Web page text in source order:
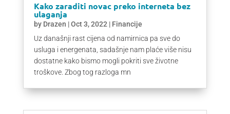
Kako zaraditi novac preko interneta bez
ulaganja
by Drazen |Oct 3, 2022| Financije
Uz današnji rast cijena od namirnica pa sve do
usluga i energenata, sadašnje nam plaće više nisu
dostatne kako bismo mogli pokriti sve životne
troškove. Zbog tog razloga mn